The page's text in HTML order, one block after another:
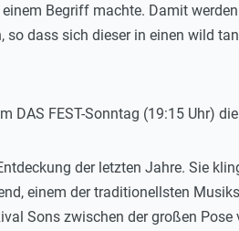
Begriff machte. Damit
dass sich dieser in einen wild
FEST-Sonntag (19:15 Uhr)
der letzten Jahre. Sie
einem der traditionellsten
Sons zwischen der großen